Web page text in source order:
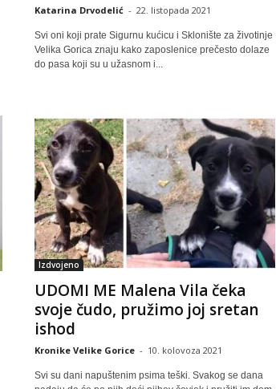
Katarina Drvodelić - 22. listopada 2021
Svi oni koji prate Sigurnu kućicu i Sklonište za životinje
Velika Gorica znaju kako zaposlenice prečesto dolaze
do pasa koji su u užasnom i...
Izdvojeno
UDOMI ME Malena Vila čeka
svoje čudo, pružimo joj sretan
ishod
Kronike Velike Gorice - 10. kolovoza 2021
Svi su dani napuštenim psima teški. Svakog se dana